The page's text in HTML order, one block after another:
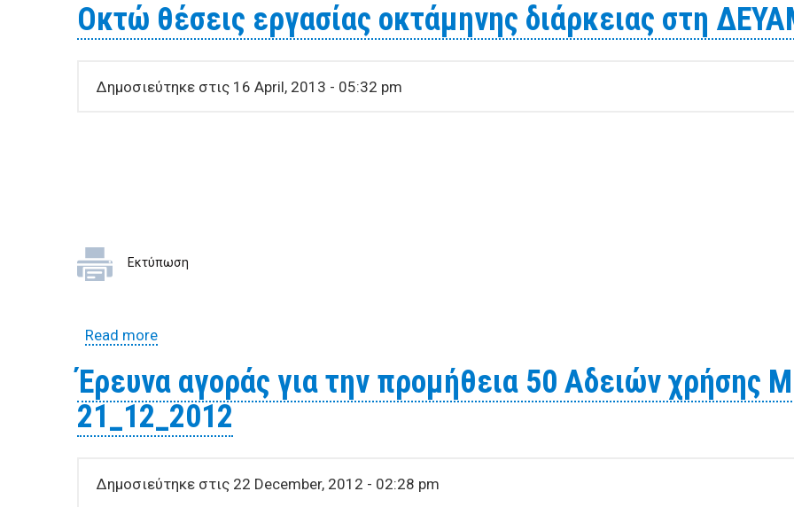
Οκτώ θέσεις εργασίας οκτάμηνης διάρκειας στη
Δημοσιεύτηκε στις 16 April, 2013 - 05:32 pm
Εκτύπωση
Read moreabout Οκτώ θέσεις εργασίας οκτάμηνης διάρκειας στη ΔΕΥΑΜΒ
Έρευνα αγοράς για την προμήθεια 50 Αδειών χρήσης
21_12_2012
Δημοσιεύτηκε στις 22 December, 2012 - 02:28 pm